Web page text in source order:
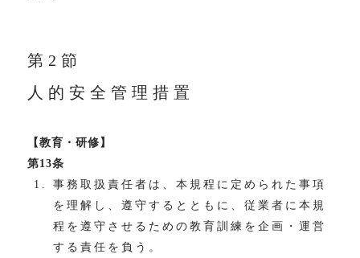
第2節
人的安全管理措置
【教育・研修】
第13条
事務取扱責任者は、本規程に定められた事項
を理解し、遵守するとともに、従業者に本規
程を遵守させるための教育訓練を企画・運営
する責任を負う。